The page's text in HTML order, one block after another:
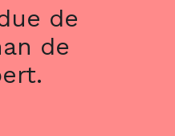
de
de